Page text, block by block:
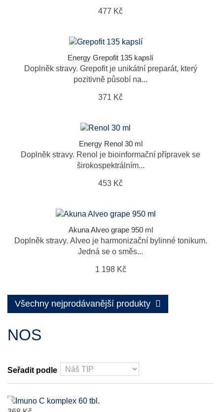
477 Kč
Energy Grepofit 135 kapslí
Doplněk stravy. Grepofit je unikátní preparát, který
pozitivně působí na...
371 Kč
Energy Renol 30 ml
Doplněk stravy. Renol je bioinformační přípravek se
širokospektrálním...
453 Kč
Akuna Alveo grape 950 ml
Doplněk stravy. Alveo je harmonizační bylinné tonikum.
Jedná se o směs...
1 198 Kč
Všechny nejprodávanější produkty
NOS
Seřadit podle